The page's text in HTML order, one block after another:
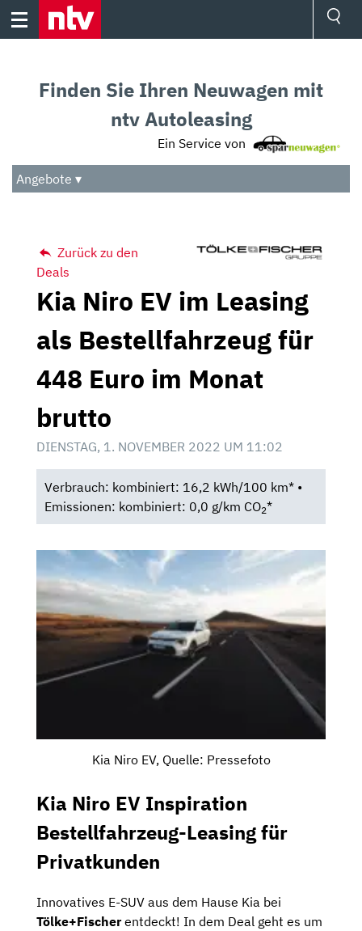
Skip
Audio
Das Beste
Finden Sie Ihren Neuwagen mit
ntv Autoleasing
Ein Service von
Angebote ▾
Zurück zu den
Deals
Kia Niro EV im Leasing
als Bestellfahrzeug für
448 Euro im Monat
brutto
DIENSTAG, 1. NOVEMBER 2022 UM 11:02
Verbrauch: kombiniert: 16,2 kWh/100 km* •
Emissionen: kombiniert: 0,0 g/km CO2*
Kia Niro EV, Quelle: Pressefoto
Kia Niro EV Inspiration
Bestellfahrzeug-Leasing für
Privatkunden
Innovatives E-SUV aus dem Hause Kia bei
Tölke+Fischerentdeckt! In dem Deal geht es um